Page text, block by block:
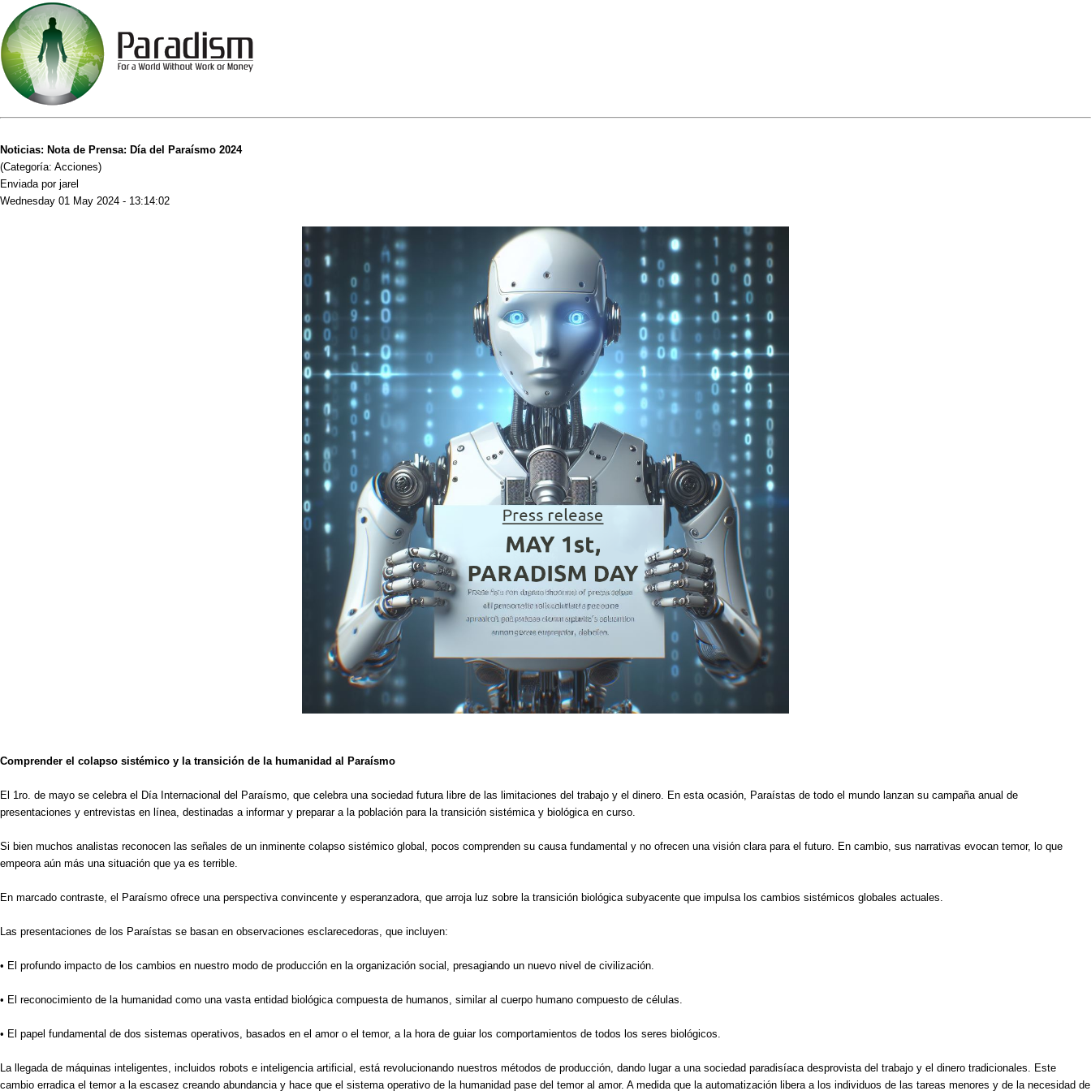
Noticias: Nota de Prensa: Día del Paraísmo 2024
(Categoría: Acciones)
Enviada por jarel
Wednesday 01 May 2024 - 13:14:02
Comprender el colapso sistémico y la transición de la humanidad al Paraísmo
El 1ro. de mayo se celebra el Día Internacional del Paraísmo, que celebra una sociedad futura libre de las limitaciones del trabajo y el dinero. En esta ocasión, Paraístas de todo el mundo lanzan su campaña anual de
presentaciones y entrevistas en línea, destinadas a informar y preparar a la población para la transición sistémica y biológica en curso.
Si bien muchos analistas reconocen las señales de un inminente colapso sistémico global, pocos comprenden su causa fundamental y no ofrecen una visión clara para el futuro. En cambio, sus narrativas evocan temor, lo que
empeora aún más una situación que ya es terrible.
En marcado contraste, el Paraísmo ofrece una perspectiva convincente y esperanzadora, que arroja luz sobre la transición biológica subyacente que impulsa los cambios sistémicos globales actuales.
Las presentaciones de los Paraístas se basan en observaciones esclarecedoras, que incluyen:
• El profundo impacto de los cambios en nuestro modo de producción en la organización social, presagiando un nuevo nivel de civilización.
• El reconocimiento de la humanidad como una vasta entidad biológica compuesta de humanos, similar al cuerpo humano compuesto de células.
• El papel fundamental de dos sistemas operativos, basados en el amor o el temor, a la hora de guiar los comportamientos de todos los seres biológicos.
La llegada de máquinas inteligentes, incluidos robots e inteligencia artificial, está revolucionando nuestros métodos de producción, dando lugar a una sociedad paradisíaca desprovista del trabajo y el dinero tradicionales. Este
cambio erradica el temor a la escasez creando abundancia y hace que el sistema operativo de la humanidad pase del temor al amor. A medida que la automatización libera a los individuos de las tareas menores y de la necesidad de